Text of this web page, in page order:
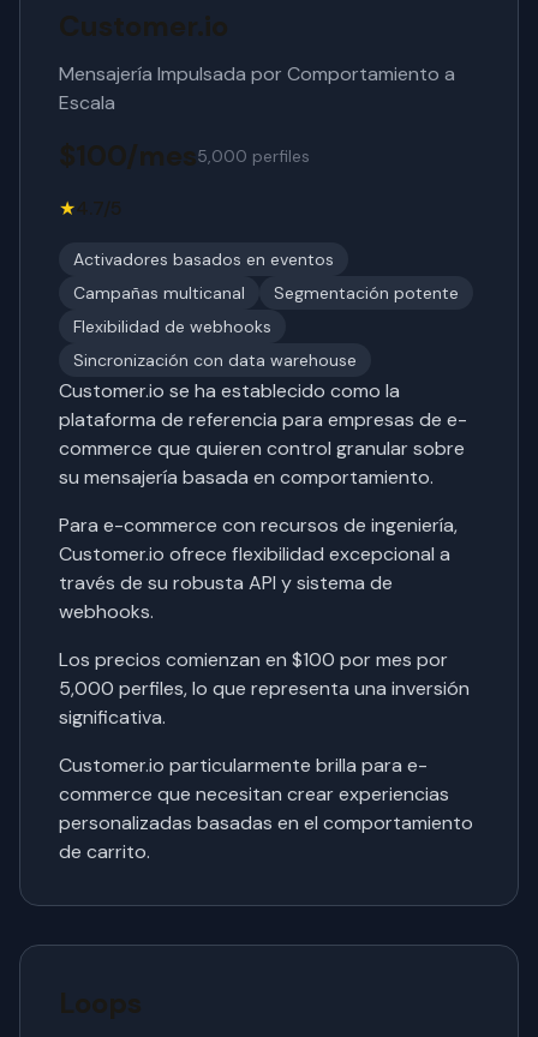
Customer.io
Mensajería Impulsada por Comportamiento a
Escala
$100/mes5,000 perfiles
★4.7/5
Activadores basados en eventos
Campañas multicanal
Segmentación potente
Flexibilidad de webhooks
Sincronización con data warehouse
Customer.io se ha establecido como la
plataforma de referencia para empresas de e-
commerce que quieren control granular sobre
su mensajería basada en comportamiento.
Para e-commerce con recursos de ingeniería,
Customer.io ofrece flexibilidad excepcional a
través de su robusta API y sistema de
webhooks.
Los precios comienzan en $100 por mes por
5,000 perfiles, lo que representa una inversión
significativa.
Customer.io particularmente brilla para e-
commerce que necesitan crear experiencias
personalizadas basadas en el comportamiento
de carrito.
Loops